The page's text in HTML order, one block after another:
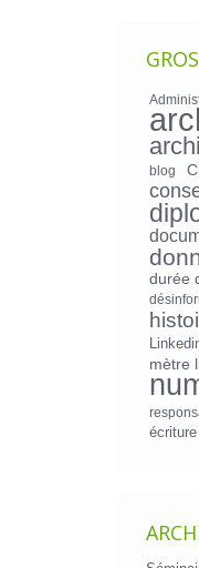
blog
durée
mètre
écriture